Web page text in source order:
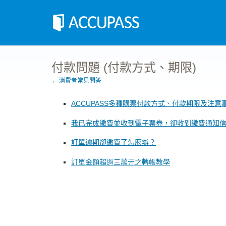
付款問題 (付款方式、期限)
← 消費者常見問答
ACCUPASS多種購票付款方式、付款期限及注意
我已完成繳費並收到電子票券，卻收到繳費通知
訂單逾期卻繳費了怎麼辦？
訂單金額超過三萬元之轉帳教學